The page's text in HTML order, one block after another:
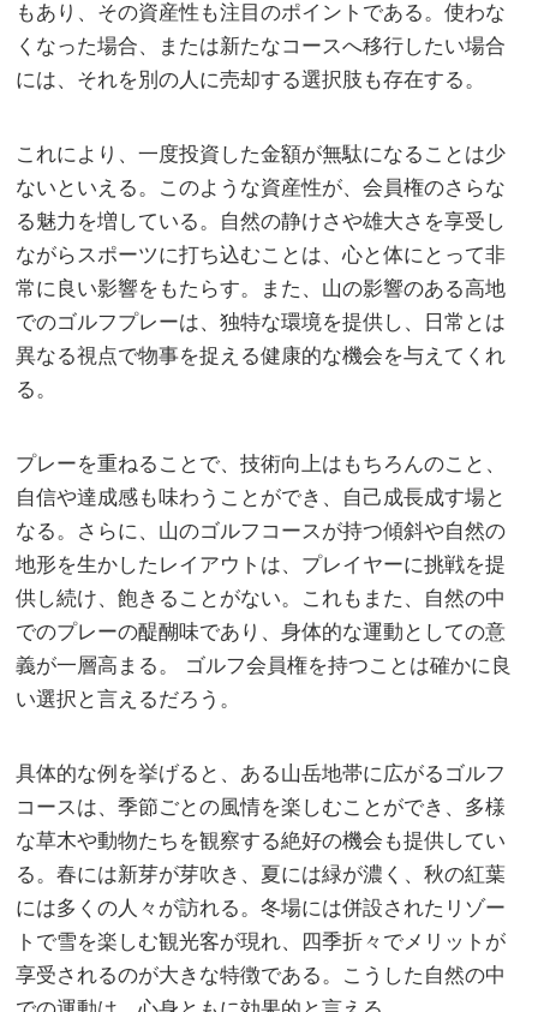
もあり、その資産性も注目のポイントである。使わな
くなった場合、または新たなコースへ移行したい場合
には、それを別の人に売却する選択肢も存在する。
これにより、一度投資した金額が無駄になることは少
ないといえる。このような資産性が、会員権のさらな
る魅力を増している。自然の静けさや雄大さを享受し
ながらスポーツに打ち込むことは、心と体にとって非
常に良い影響をもたらす。また、山の影響のある高地
でのゴルフプレーは、独特な環境を提供し、日常とは
異なる視点で物事を捉える健康的な機会を与えてくれ
る。
プレーを重ねることで、技術向上はもちろんのこと、
自信や達成感も味わうことができ、自己成長成す場と
なる。さらに、山のゴルフコースが持つ傾斜や自然の
地形を生かしたレイアウトは、プレイヤーに挑戦を提
供し続け、飽きることがない。これもまた、自然の中
でのプレーの醍醐味であり、身体的な運動としての意
義が一層高まる。 ゴルフ会員権を持つことは確かに良
い選択と言えるだろう。
具体的な例を挙げると、ある山岳地帯に広がるゴルフ
コースは、季節ごとの風情を楽しむことができ、多様
な草木や動物たちを観察する絶好の機会も提供してい
る。春には新芽が芽吹き、夏には緑が濃く、秋の紅葉
には多くの人々が訪れる。冬場には併設されたリゾー
トで雪を楽しむ観光客が現れ、四季折々でメリットが
享受されるのが大きな特徴である。こうした自然の中